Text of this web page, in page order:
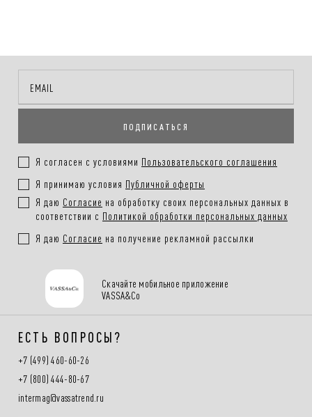
Онлайн-оплата на сайте, наличными или картой при получении
заказа
Покупателям.
ПОДПИСАТЬСЯ
Я согласен с условиями Пользовательского соглашения
Я принимаю условия Публичной оферты
Я даю Согласие на обработку своих персональных данных в
соответствии с Политикой обработки персональных данных
Я даю Согласие на получение рекламной рассылки
Скачайте мобильное приложение
VASSA&Co
ЕСТЬ ВОПРОСЫ?
+7 (499) 460-60-26
+7 (800) 444-80-67
intermag@vassatrend.ru